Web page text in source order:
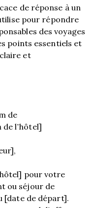
de réponse à un
pour répondre
des voyages
points essentiels et
et
de
l’hôtel]
pour votre
ou séjour de
[date de départ].